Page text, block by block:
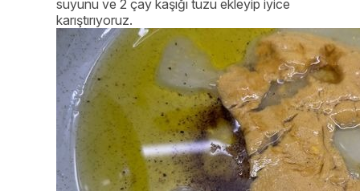
suyunu ve 2 çay kaşığı tuzu ekleyip iyice
karıştırıyoruz.